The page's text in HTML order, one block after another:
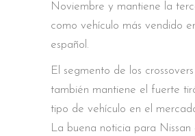
Noviembre y mantiene la
como vehículo más vendido
español.
El segmento de los
también mantiene el fuerte
tipo de vehículo en el
La buena noticia para Nissan